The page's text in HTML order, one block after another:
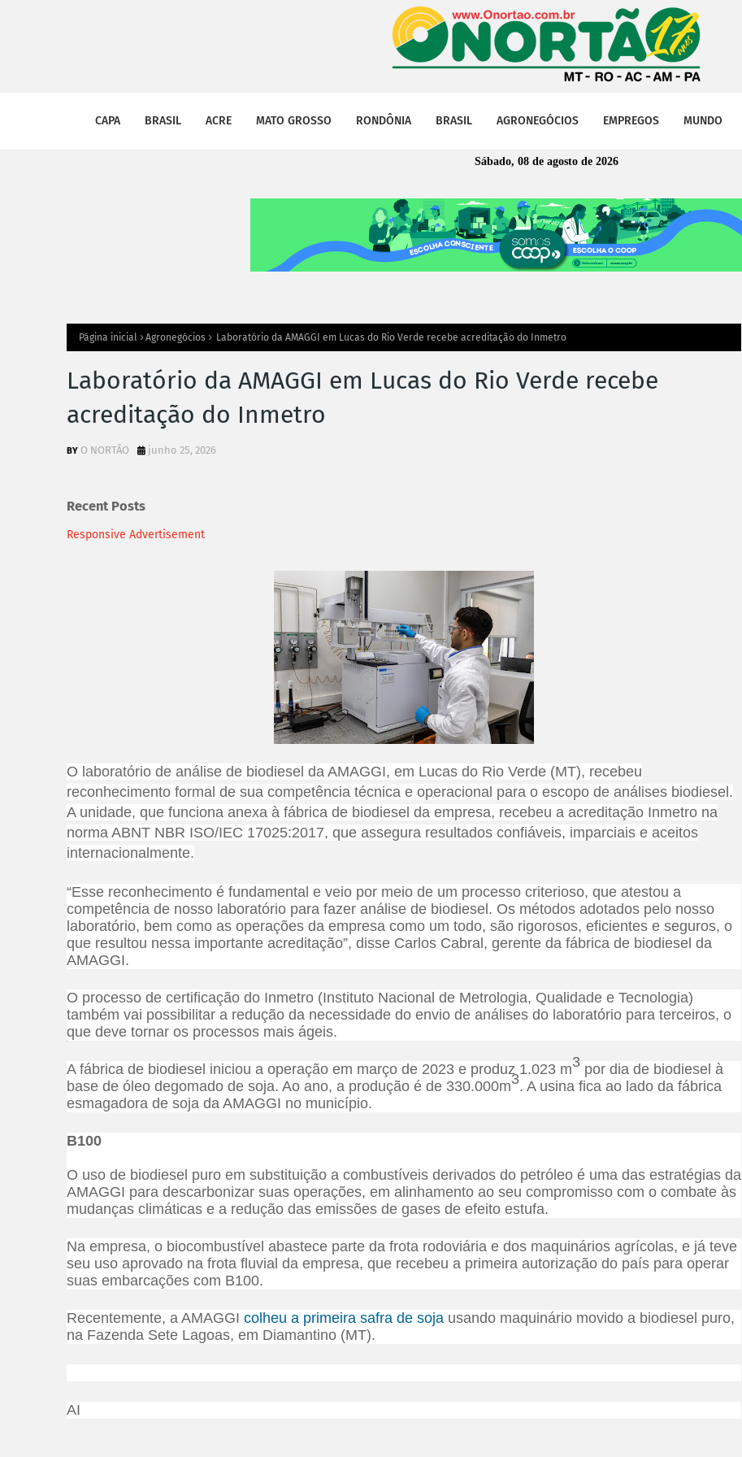
CAPA BRASIL ACRE MATO GROSSO RONDÔNIA BRASIL AGRONEGÓCIOS EMPREGOS MUNDO
Sábado, 08 de agosto de 2026
Página inicial Agronegócios Laboratório da AMAGGI em Lucas do Rio Verde recebe acreditação do Inmetro
Laboratório da AMAGGI em Lucas do Rio Verde recebe
acreditação do Inmetro
O NORTÃO junho 25, 2026
Recent Posts
Responsive Advertisement
O laboratório de análise de biodiesel da AMAGGI, em Lucas do Rio Verde (MT), recebeu
reconhecimento formal de sua competência técnica e operacional para o escopo de análises biodiesel.
A unidade, que funciona anexa à fábrica de biodiesel da empresa, recebeu a acreditação Inmetro na
norma ABNT NBR ISO/IEC 17025:2017, que assegura resultados confiáveis, imparciais e aceitos
internacionalmente.
“Esse reconhecimento é fundamental e veio por meio de um processo criterioso, que atestou a
competência de nosso laboratório para fazer análise de biodiesel. Os métodos adotados pelo nosso
laboratório, bem como as operações da empresa como um todo, são rigorosos, eficientes e seguros, o
que resultou nessa importante acreditação”, disse Carlos Cabral, gerente da fábrica de biodiesel da
AMAGGI.
O processo de certificação do Inmetro (Instituto Nacional de Metrologia, Qualidade e Tecnologia)
também vai possibilitar a redução da necessidade do envio de análises do laboratório para terceiros, o
que deve tornar os processos mais ágeis.
A fábrica de biodiesel iniciou a operação em março de 2023 e produz 1.023 m3 por dia de biodiesel à
base de óleo degomado de soja. Ao ano, a produção é de 330.000m3. A usina fica ao lado da fábrica
esmagadora de soja da AMAGGI no município.
B100
O uso de biodiesel puro em substituição a combustíveis derivados do petróleo é uma das estratégias da
AMAGGI para descarbonizar suas operações, em alinhamento ao seu compromisso com o combate às
mudanças climáticas e a redução das emissões de gases de efeito estufa.
Na empresa, o biocombustível abastece parte da frota rodoviária e dos maquinários agrícolas, e já teve
seu uso aprovado na frota fluvial da empresa, que recebeu a primeira autorização do país para operar
suas embarcações com B100.
Recentemente, a AMAGGI colheu a primeira safra de soja usando maquinário movido a biodiesel puro,
na Fazenda Sete Lagoas, em Diamantino (MT).
AI